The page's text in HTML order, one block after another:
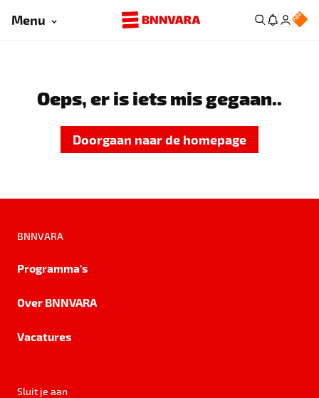
Menu
Oeps, er is iets mis gegaan..
Doorgaan naar de homepage
BNNVARA
Programma's
Over BNNVARA
Vacatures
Sluit je aan